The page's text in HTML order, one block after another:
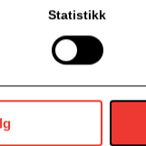
Statistikk
bedriftens synlighet.
på LinkedIn-